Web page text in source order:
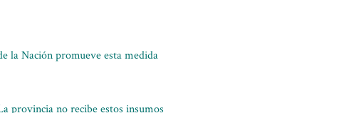
la Nación promueve esta medida
provincia no recibe estos insumos